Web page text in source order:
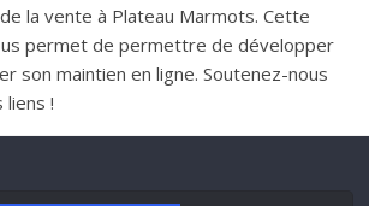
la vente à Plateau Marmots. Cette
permet de permettre de développer
son maintien en ligne. Soutenez-nous
liens !